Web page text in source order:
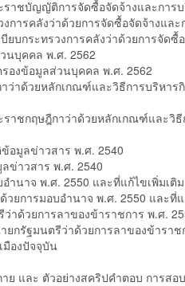
าชบัญญัติการจัดซื้อจัดจ้างและการ
การคลังว่าด้วยการจัดซื้อจัดจ้างแล
บกระทรวงการคลังว่าด้วยการจัด
บุคคล พ.ศ. 2562
งข้อมูลส่วนบุคคล พ.ศ. 2562
าด้วยหลักเกณฑ์และวิธีการบริหาร
ชกฤษฎีกาว่าด้วยหลักเกณฑ์และวิธี
มูลข่าวสาร พ.ศ. 2540
าวสาร พ.ศ. 2540
ำนาจ พ.ศ. 2550 และที่แก้ไขเพิ่มเติ
ยการมอบอำนาจ พ.ศ. 2550 และที่
าด้วยการลาของข้าราชการ พ.ศ.
กรัฐมนตรีว่าด้วยการลาของข้าราช
องปัจจุบัน
าย และ ตัวอย่างสคริปคำตอบ การส